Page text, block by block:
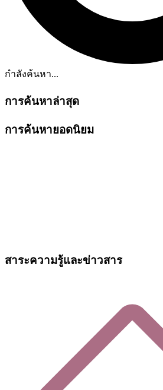
กำลังค้นหา...
การค้นหาล่าสุด
การค้นหายอดนิยม
สาระความรู้และข่าวสาร